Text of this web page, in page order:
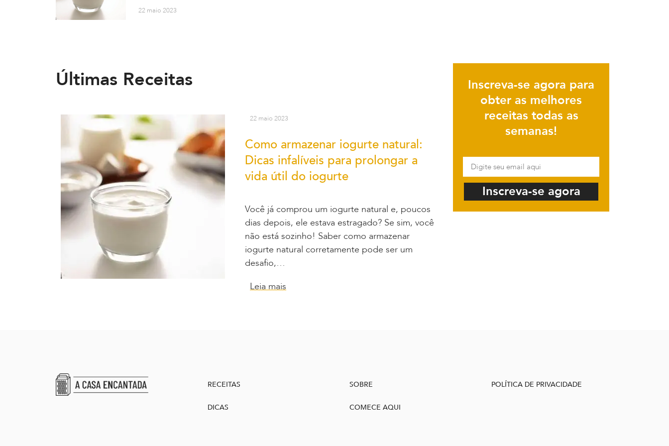
22 maio 2023
Últimas Receitas
22 maio 2023
Como armazenar iogurte natural:
Dicas infalíveis para prolongar a
vida útil do iogurte
Você já comprou um iogurte natural e, poucos
dias depois, ele estava estragado? Se sim, você
não está sozinho! Saber como armazenar
iogurte natural corretamente pode ser um
desafio,…
Leia mais
Inscreva-se agora para
obter as melhores
receitas todas as
semanas!
Inscreva-se agora
RECEITAS
DICAS
SOBRE
COMECE AQUI
POLÍTICA DE PRIVACIDADE